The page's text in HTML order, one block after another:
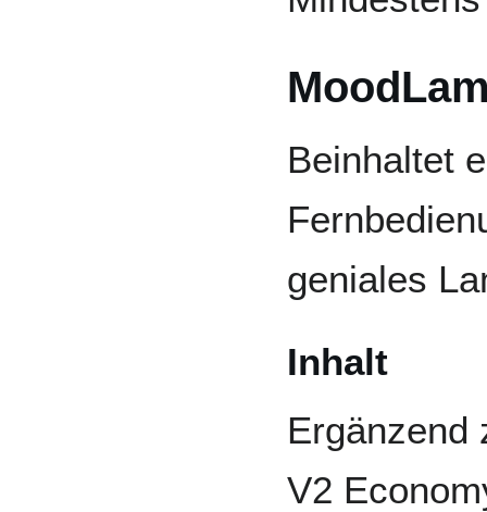
Beinhaltet
geniales
Inhalt
Ergänzend
V2